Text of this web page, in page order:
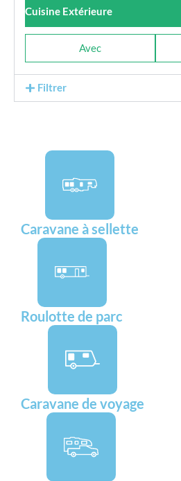
Cuisine Extérieure
Avec
Filtrer
Caravane à sellette
Roulotte de parc
Caravane de voyage